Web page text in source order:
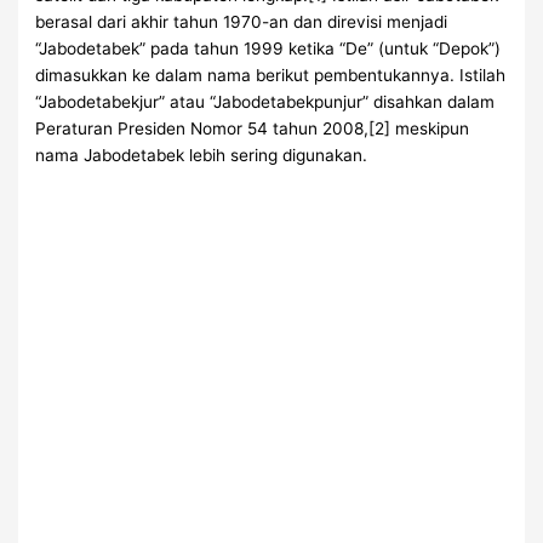
berasal dari akhir tahun 1970-an dan direvisi menjadi
“Jabodetabek” pada tahun 1999 ketika “De” (untuk “Depok”)
dimasukkan ke dalam nama berikut pembentukannya. Istilah
“Jabodetabekjur” atau “Jabodetabekpunjur” disahkan dalam
Peraturan Presiden Nomor 54 tahun 2008,[2] meskipun
nama Jabodetabek lebih sering digunakan.